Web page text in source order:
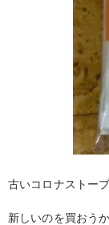
古いコロナストー
新しいのを買おう